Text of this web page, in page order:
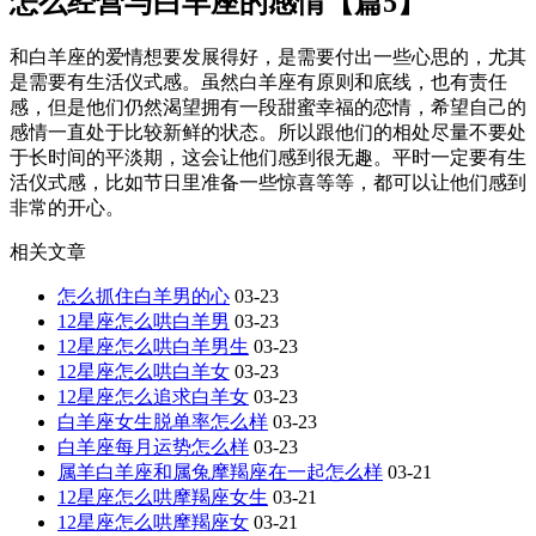
和白羊座的爱情想要发展得好，是需要付出一些心思的，尤其
是需要有生活仪式感。虽然白羊座有原则和底线，也有责任
感，但是他们仍然渴望拥有一段甜蜜幸福的恋情，希望自己的
感情一直处于比较新鲜的状态。所以跟他们的相处尽量不要处
于长时间的平淡期，这会让他们感到很无趣。平时一定要有生
活仪式感，比如节日里准备一些惊喜等等，都可以让他们感到
非常的开心。
相关文章
怎么抓住白羊男的心 03-23
12星座怎么哄白羊男 03-23
12星座怎么哄白羊男生 03-23
12星座怎么哄白羊女 03-23
12星座怎么追求白羊女 03-23
白羊座女生脱单率怎么样 03-23
白羊座每月运势怎么样 03-23
属羊白羊座和属兔摩羯座在一起怎么样 03-21
12星座怎么哄摩羯座女生 03-21
12星座怎么哄摩羯座女 03-21